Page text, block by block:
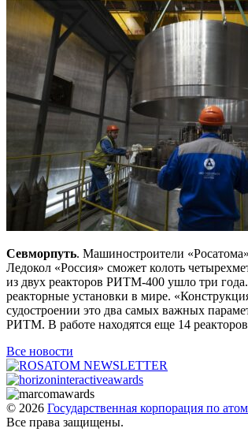
Севморпуть. Машиностроители
Ледокол «Россия» сможет колоть
из двух реакторов РИТМ-400 ушло три
реакторные установки в мире.
судостроении это два самых важных
РИТМ. В работе находятся еще 14
Все новости
© 2026 Государственная корпорация по
Все права защищены.